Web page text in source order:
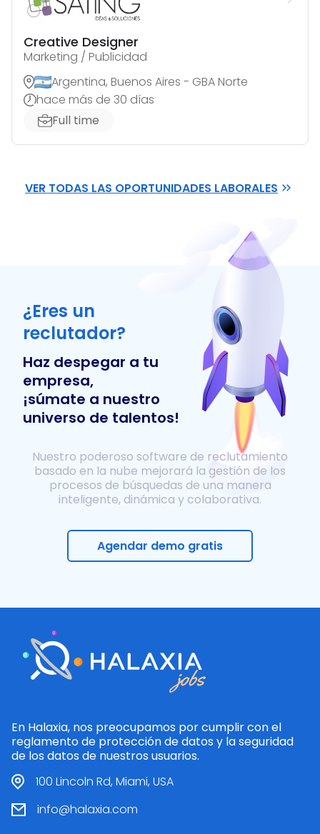
Creative Designer
Marketing / Publicidad
Argentina, Buenos Aires - GBA Norte
hace más de 30 días
Full time
VER TODAS LAS OPORTUNIDADES LABORALES
¿Eres un
reclutador?
Haz despegar a tu
empresa,
¡súmate a nuestro
universo de talentos!
Nuestro poderoso software de reclutamiento
basado en la nube mejorará la gestión de los
procesos de búsquedas de una manera
inteligente, dinámica y colaborativa.
Agendar demo gratis
En Halaxia, nos preocupamos por cumplir con el
reglamento de protección de datos y la seguridad
de los datos de nuestros usuarios.
100 Lincoln Rd, Miami, USA
info@halaxia.com